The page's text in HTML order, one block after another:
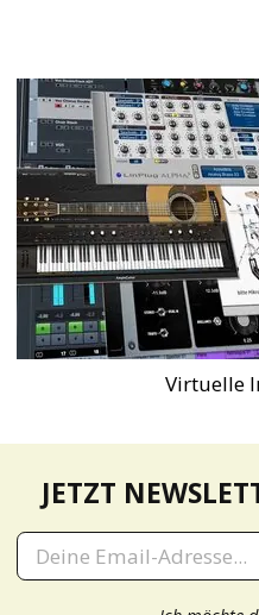
Virtuelle
JETZT